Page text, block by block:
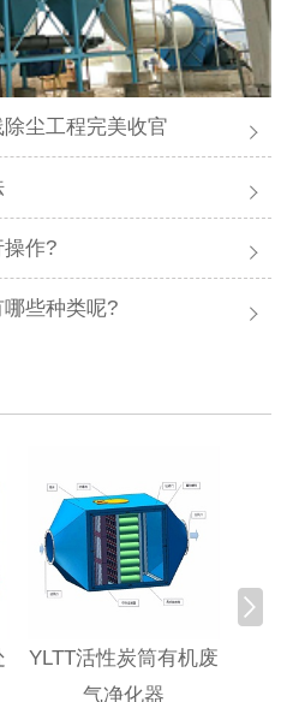
尘工程完美收官
作?
些种类呢?
YLTT活性炭筒有机废
气净化器